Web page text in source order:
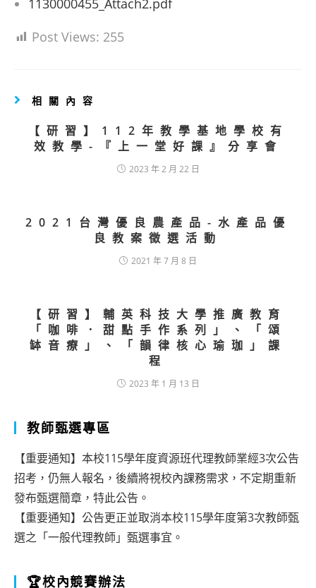
Post Views: 255
相關內容
【研習】112年教學基地學校有
效教學-『上一堂好課』分享會
2023 年 2 月 22 日
2021台灣優良農產品-水產品優
良教案徵選活動
2021 年 7 月 8 日
【研習】輔英科技大學推廣教育
「咖啡．甜點手作系列」、「頌
缽音療」、「韻律核心瑜珈」課
程
2023 年 1 月 13 日
教師甄選專區
【重要通知】本校115學年度資源班代理教師業經3次公告
招考，仍無人報名，後續將視校內課務需求，不定期重新
發布甄選簡章，特此公告。
【重要通知】公告更正並取消本校115學年度第3次教師甄
選之「一般代理教師」甄選事宜。
🏆校內競賽辦法